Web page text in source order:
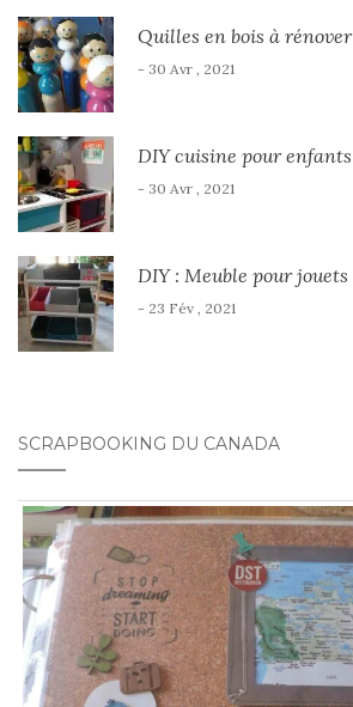
Quilles en bois à rénover
- 30 Avr , 2021
DIY cuisine pour enfants
- 30 Avr , 2021
DIY : Meuble pour jouets
- 23 Fév , 2021
SCRAPBOOKING DU CANADA